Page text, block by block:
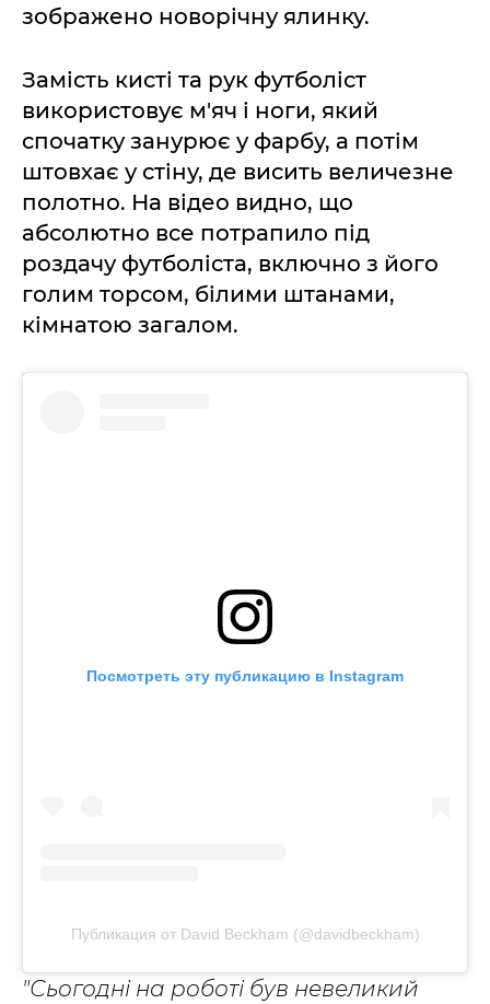
зображено новорічну ялинку.
Замість кисті та рук футболіст
використовує м'яч і ноги, який
спочатку занурює у фарбу, а потім
штовхає у стіну, де висить величезне
полотно. На відео видно, що
абсолютно все потрапило під
роздачу футболіста, включно з його
голим торсом, білими штанами,
кімнатою загалом.
Посмотреть эту публикацию в Instagram
Публикация от David Beckham (@davidbeckham)
"Сьогодні на роботі був невеликий